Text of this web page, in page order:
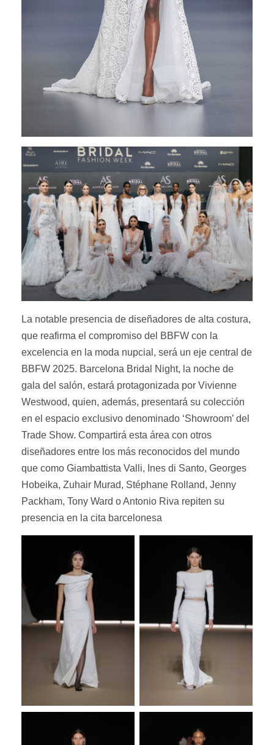
La notable presencia de diseñadores de alta costura,
que reafirma el compromiso del BBFW con la
excelencia en la moda nupcial, será un eje central de
BBFW 2025. Barcelona Bridal Night, la noche de
gala del salón, estará protagonizada por Vivienne
Westwood, quien, además, presentará su colección
en el espacio exclusivo denominado ‘Showroom’ del
Trade Show. Compartirá esta área con otros
diseñadores entre los más reconocidos del mundo
que como Giambattista Valli, Ines di Santo, Georges
Hobeika, Zuhair Murad, Stéphane Rolland, Jenny
Packham, Tony Ward o Antonio Riva repiten su
presencia en la cita barcelonesa